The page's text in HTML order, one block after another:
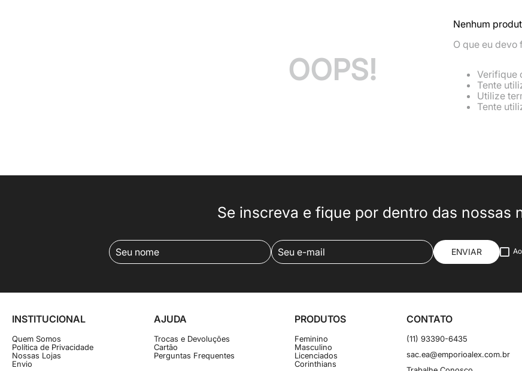
OOPS!
Nenhum
O que eu devo
Verifique
Tente
Utilize
Tente
Se inscreva e fique por dentro das nossas
ENVIAR
INSTITUCIONAL
Quem Somos
Política de Privacidade
Nossas Lojas
Envio
AJUDA
Trocas e Devoluções
Cartão
Perguntas Frequentes
PRODUTOS
Feminino
Masculino
Licenciados
Corinthians
CONTATO
(11) 93390-6435
sac.ea@emporioalex.com.br